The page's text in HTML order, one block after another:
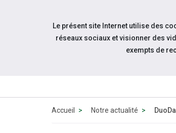
Aller au contenu
Accueil Notre actualité
Le présent site Internet utilise des
réseaux sociaux et visionner des
exempts de